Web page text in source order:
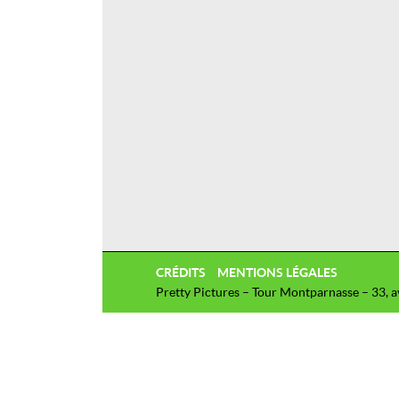
CRÉDITS
MENTIONS LÉGALES
Pretty Pictures – Tour Montparnasse – 33,